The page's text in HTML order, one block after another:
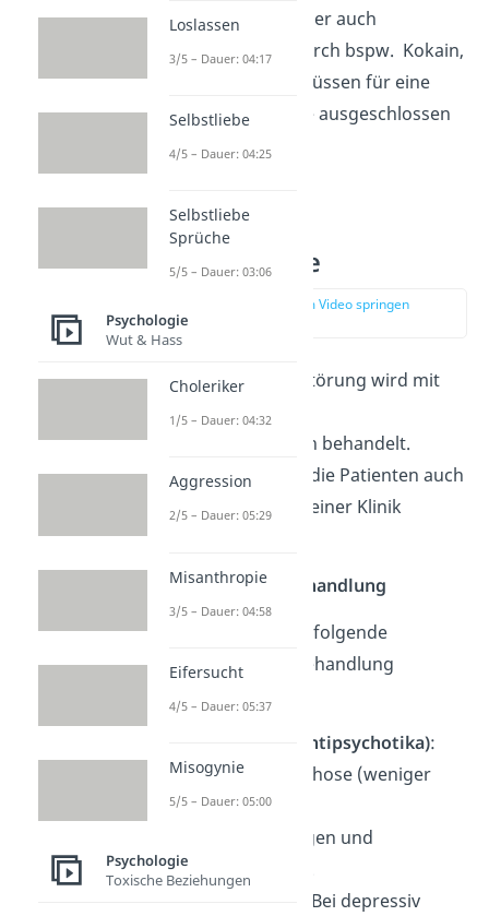
Angststörungen), aber auch
Rauschzustände
(durch bspw. Kokain,
LSD oder Alkohol) müssen für eine
eindeutige Diagnose ausgeschlossen
werden.
Behandlung
Schizophrenie
zur Stelle im Video springen
Eine schizophrene Störung wird mit
Medikamenten und
psychotherapeutisch behandelt.
Häufig müssen sich die Patienten auch
einem Aufenthalt in einer Klinik
unterziehen.
Medikamentöse Behandlung
Es werden meistens folgende
Medikamente zur Behandlung
eingesetzt:
Neuroleptika (Antipsychotika):
Mildern der Psychose (weniger
Angstzustände,
Wahnvorstellungen und
Halluzinationen).
: Bei depressiv
Loslassen
3/5 – Dauer: 04:17
Selbstliebe
4/5 – Dauer: 04:25
Selbstliebe
Sprüche
5/5 – Dauer: 03:06
Psychologie
Wut & Hass
Choleriker
1/5 – Dauer: 04:32
Aggression
2/5 – Dauer: 05:29
Misanthropie
3/5 – Dauer: 04:58
Eifersucht
4/5 – Dauer: 05:37
Misogynie
5/5 – Dauer: 05:00
Psychologie
Toxische Beziehungen